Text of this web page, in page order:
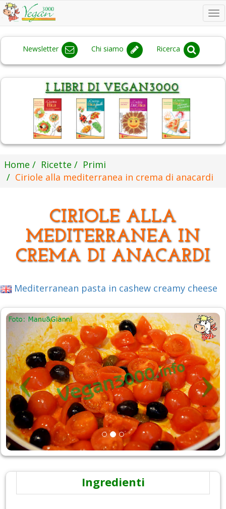
Newsletter Chi siamo Ricerca
Home Ricette
Primi
Ciriole alla mediterranea in crema di anacardi
CIRIOLE ALLA
MEDITERRANEA IN
CREMA DI ANACARDI
Mediterranean pasta in cashew creamy cheese
Ingredienti